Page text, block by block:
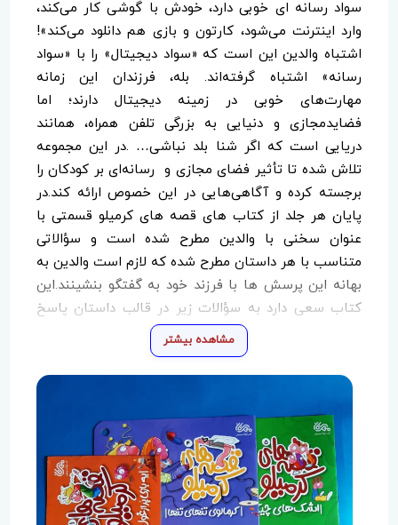
سواد رسانه ای خوبی دارد، خودش با گوشی کار می‌کند،
وارد اینترنت می‌شود، کارتون و بازی هم دانلود می‌کند»!
اشتباه والدین این است که «سواد دیجیتال» را با «سواد
رسانه» اشتباه گرفته‌اند. بله، فرزندان این زمانه
مهارت‌های خوبی در زمینه دیجیتال دارند؛ اما
فضایدمجازی و دنیایی به بزرگی تلفن همراه، همانند
دریایی است که اگر شنا بلد نباشی… .در این مجموعه
تلاش شده تا تأثیر فضای مجازی و رسانه‌‎ای بر کودکان را
برجسته کرده و آگاهی‌هایی در این خصوص ارائه کند.در
پایان هر جلد از کتاب های قصه های کرمیلو قسمتی با
عنوان سخنی با والدین مطرح شده است و سؤالاتی
متناسب با هر داستان مطرح شده که لازم است والدین به
بهانه این پرسش ها با فرزند خود به گفتگو بنشینند.این
کتاب سعی دارد به سؤالات زیر در قالب داستان پاسخ
دهد:با مشکل اعتیاد به رسانه چه باید کرد؟برای بچه های
چندساله می توان تلفن همراه و تبلت خرید؟بچه ها چند
ساعت در روز مجاز به تماشای تلویزیون یا بازی رایانه ای
حریم خصوصی چیست؟و…
مشاهده بیشتر